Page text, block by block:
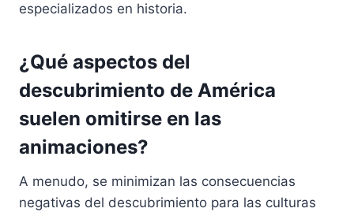
especializados en historia.
¿Qué aspectos del
descubrimiento de América
suelen omitirse en las
animaciones?
A menudo, se minimizan las consecuencias
negativas del descubrimiento para las culturas